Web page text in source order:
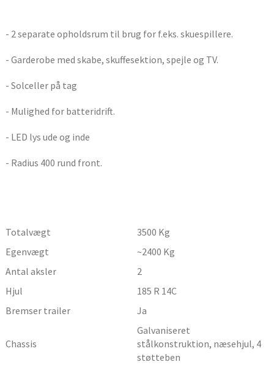
- 2 separate opholdsrum til brug for f.eks. skuespillere.
- Garderobe med skabe, skuffesektion, spejle og TV.
- Solceller på tag
- Mulighed for batteridrift.
- LED lys ude og inde
- Radius 400 rund front.
Totalvægt 3500 Kg
Egenvægt
~2400 Kg
Antal aksler
2
Hjul
185 R 14C
Bremser trailer
Ja
Chassis
Galvaniseret
stålkonstruktion, næsehjul, 4
støtteben